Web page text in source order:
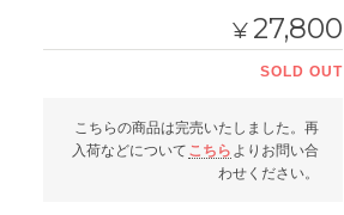
¥27,800
SOLD OUT
こちらの商品は完売いたしました。再
入荷などについて こちら よりお問い合
わせください。